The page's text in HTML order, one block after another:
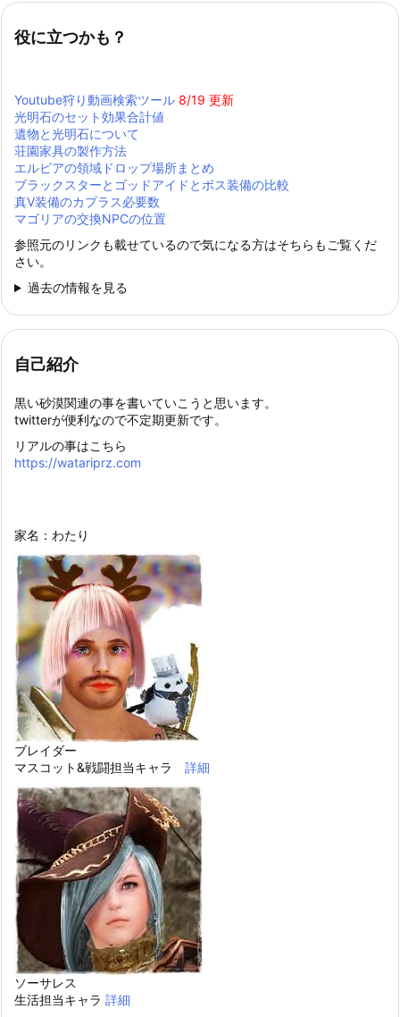
役に立つかも？
Youtube狩り動画検索ツール 8/19 更新
光明石のセット効果合計値
遺物と光明石について
荘園家具の製作方法
エルビアの領域ドロップ場所まとめ
ブラックスターとゴッドアイドとボス装備の比較
真Ⅴ装備のカプラス必要数
マゴリアの交換NPCの位置
参照元のリンクも載せているので気になる方はそちらもご覧くだ
さい。
過去の情報を見る
自己紹介
黒い砂漠関連の事を書いていこうと思います。
twitterが便利なので不定期更新です。
リアルの事はこちら
https://watariprz.com
家名：わたり
ブレイダー
マスコット&戦闘担当キャラ 詳細
ソーサレス
生活担当キャラ 詳細